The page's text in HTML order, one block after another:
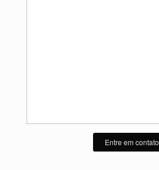
Entre em contato